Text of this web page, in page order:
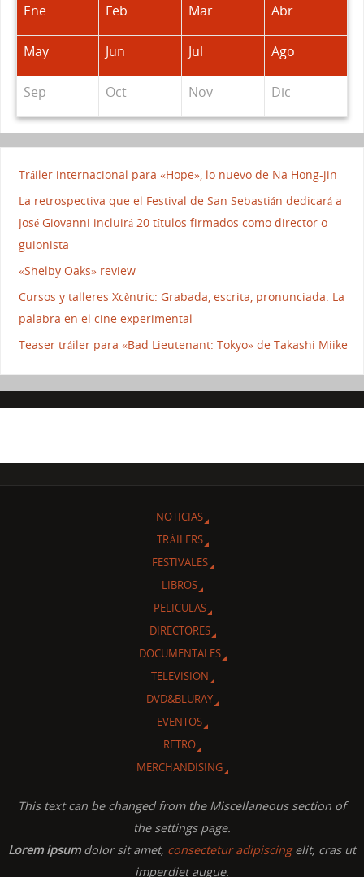
Ene Feb Mar Abr
May Jun Jul Ago
Sep Oct Nov Dic
Tráiler internacional para «Hope», lo nuevo de Na Hong-jin
La retrospectiva que el Festival de San Sebastián dedicará a
José Giovanni incluirá 20 títulos firmados como director o
guionista
«Shelby Oaks» review
Cursos y talleres Xcèntric: Grabada, escrita, pronunciada. La
palabra en el cine experimental
Teaser tráiler para «Bad Lieutenant: Tokyo» de Takashi Miike
NOTICIAS
TRÁILERS
FESTIVALES
LIBROS
PELICULAS
DIRECTORES
DOCUMENTALES
TELEVISION
DVD&BLURAY
EVENTOS
RETRO
MERCHANDISING
This text can be changed from the Miscellaneous section of
the settings page.
Lorem ipsumdolor sit amet, consectetur adipiscingelit, cras ut
imperdiet augue.